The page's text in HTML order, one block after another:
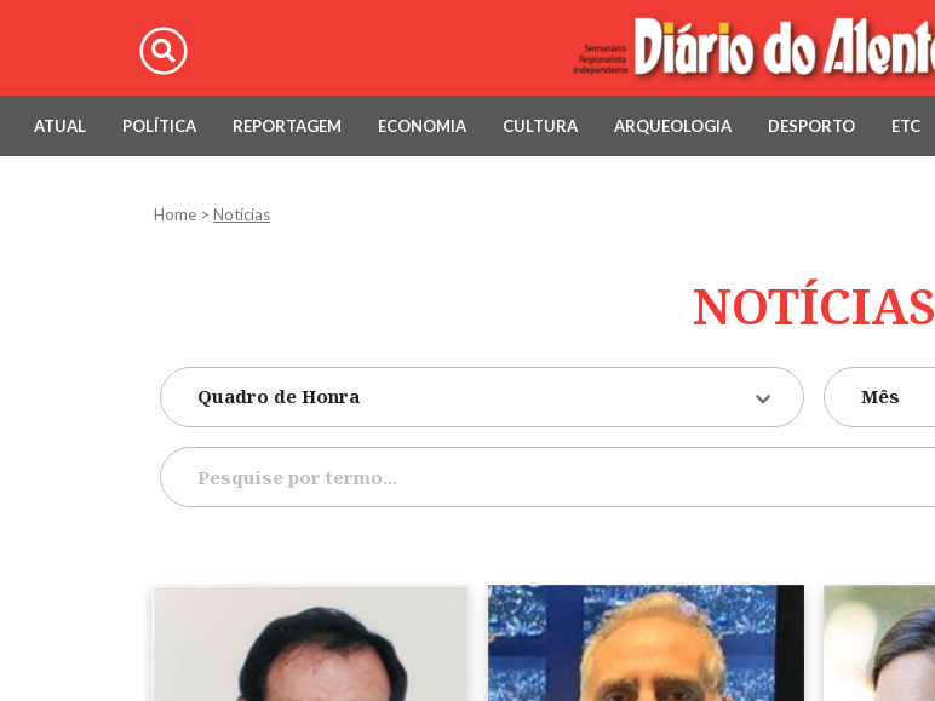
ATUAL POLÍTICA REPORTAGEM ECONOMIA CULTURA ARQUEOLOGIA DESPORTO ETC
Home > Notícias
NOTÍCIAS
Quadro de Honra Mês